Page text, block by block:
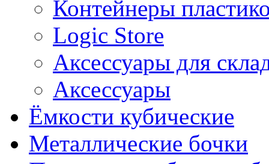
Контейнеры
Logic Store
Аксессуары для
Аксессуары
Ёмкости кубические
Металлические бочки